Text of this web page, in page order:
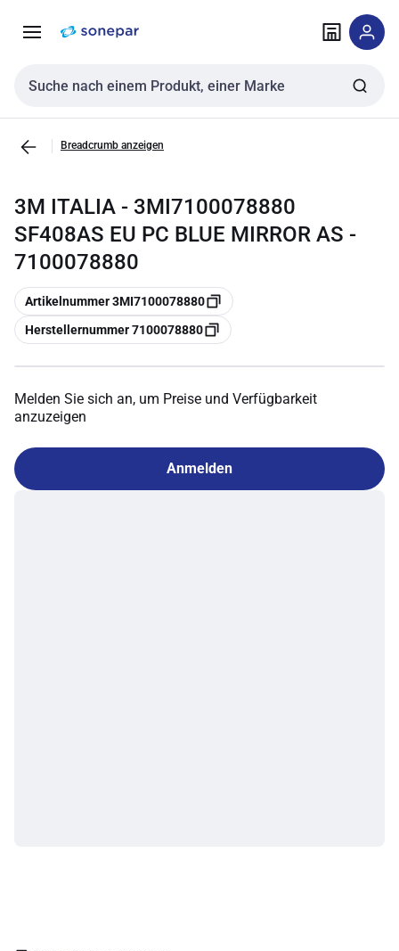
NavigationInhalt
Sucheingabe
Breadcrumb anzeigen
3M ITALIA - 3MI7100078880
SF408AS EU PC BLUE MIRROR AS -
7100078880
Kopieren
Artikelnummer 3MI7100078880
Kopieren
Herstellernummer 7100078880
Melden Sie sich an, um Preise und Verfügbarkeit
anzuzeigen
Anmelden